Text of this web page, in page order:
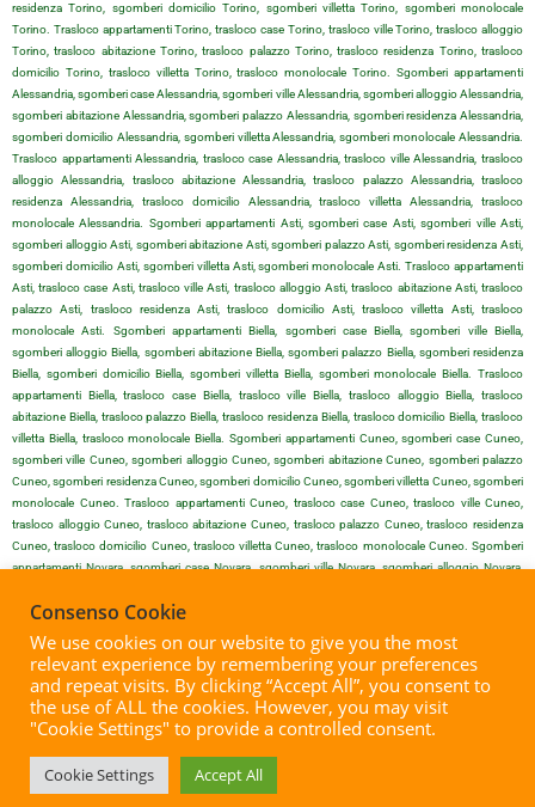
residenza Torino, sgomberi domicilio Torino, sgomberi villetta Torino, sgomberi monolocale
Torino. Trasloco appartamenti Torino, trasloco case Torino, trasloco ville Torino, trasloco alloggio
Torino, trasloco abitazione Torino, trasloco palazzo Torino, trasloco residenza Torino, trasloco
domicilio Torino, trasloco villetta Torino, trasloco monolocale Torino. Sgomberi appartamenti
Alessandria, sgomberi case Alessandria, sgomberi ville Alessandria, sgomberi alloggio Alessandria,
sgomberi abitazione Alessandria, sgomberi palazzo Alessandria, sgomberi residenza Alessandria,
sgomberi domicilio Alessandria, sgomberi villetta Alessandria, sgomberi monolocale Alessandria.
Trasloco appartamenti Alessandria, trasloco case Alessandria, trasloco ville Alessandria, trasloco
alloggio Alessandria, trasloco abitazione Alessandria, trasloco palazzo Alessandria, trasloco
residenza Alessandria, trasloco domicilio Alessandria, trasloco villetta Alessandria, trasloco
monolocale Alessandria. Sgomberi appartamenti Asti, sgomberi case Asti, sgomberi ville Asti,
sgomberi alloggio Asti, sgomberi abitazione Asti, sgomberi palazzo Asti, sgomberi residenza Asti,
sgomberi domicilio Asti, sgomberi villetta Asti, sgomberi monolocale Asti. Trasloco appartamenti
Asti, trasloco case Asti, trasloco ville Asti, trasloco alloggio Asti, trasloco abitazione Asti, trasloco
palazzo Asti, trasloco residenza Asti, trasloco domicilio Asti, trasloco villetta Asti, trasloco
monolocale Asti. Sgomberi appartamenti Biella, sgomberi case Biella, sgomberi ville Biella,
sgomberi alloggio Biella, sgomberi abitazione Biella, sgomberi palazzo Biella, sgomberi residenza
Biella, sgomberi domicilio Biella, sgomberi villetta Biella, sgomberi monolocale Biella. Trasloco
appartamenti Biella, trasloco case Biella, trasloco ville Biella, trasloco alloggio Biella, trasloco
abitazione Biella, trasloco palazzo Biella, trasloco residenza Biella, trasloco domicilio Biella, trasloco
villetta Biella, trasloco monolocale Biella. Sgomberi appartamenti Cuneo, sgomberi case Cuneo,
sgomberi ville Cuneo, sgomberi alloggio Cuneo, sgomberi abitazione Cuneo, sgomberi palazzo
Cuneo, sgomberi residenza Cuneo, sgomberi domicilio Cuneo, sgomberi villetta Cuneo, sgomberi
monolocale Cuneo. Trasloco appartamenti Cuneo, trasloco case Cuneo, trasloco ville Cuneo,
trasloco alloggio Cuneo, trasloco abitazione Cuneo, trasloco palazzo Cuneo, trasloco residenza
Cuneo, trasloco domicilio Cuneo, trasloco villetta Cuneo, trasloco monolocale Cuneo. Sgomberi
appartamenti Novara, sgomberi case Novara, sgomberi ville Novara, sgomberi alloggio Novara,
domicilio Novara, sgomberi villetta Novara, sgomberi monolocale Novara. Trasloco appartamenti
Novara, trasloco case Novara, trasloco ville Novara, trasloco alloggio Novara, trasloco abitazione
Novara, trasloco palazzo Novara, trasloco residenza Novara, trasloco domicilio Novara, trasloco
villetta Novara, trasloco monolocale Novara. Sgomberi appartamenti Vercelli, sgomberi case Vercelli,
sgomberi ville Vercelli, sgomberi alloggio Vercelli, sgomberi abitazione Vercelli, sgomberi palazzo
Vercelli, sgomberi residenza Vercelli, sgomberi domicilio Vercelli, sgomberi villetta Vercelli, sgomberi
monolocale Vercelli. Trasloco appartamenti Vercelli, trasloco case Vercelli, trasloco ville Vercelli,
trasloco alloggio Vercelli, trasloco abitazione Vercelli, trasloco palazzo Vercelli, trasloco residenza
Vercelli, trasloco domicilio Vercelli, trasloco villetta Vercelli, trasloco monolocale Vercelli.
Consenso Cookie
We use cookies on our website to give you the most
relevant experience by remembering your preferences
and repeat visits. By clicking “Accept All”, you consent to
the use of ALL the cookies. However, you may visit
"Cookie Settings" to provide a controlled consent.
Cookie Settings Accept All